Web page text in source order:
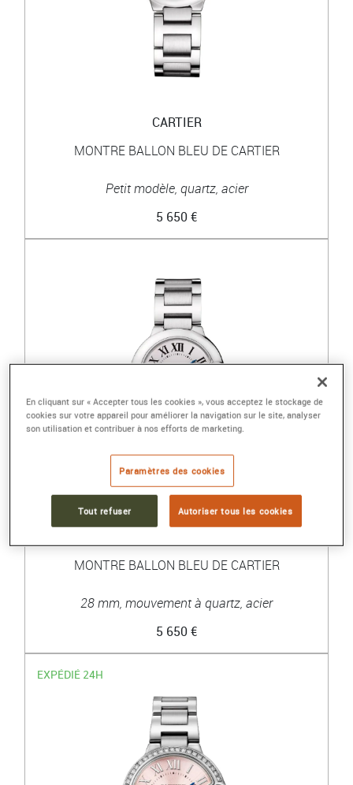
CARTIER
MONTRE BALLON BLEU DE CARTIER
Petit modèle, quartz, acier
5 650 €
MONTRE BALLON BLEU DE CARTIER
28 mm, mouvement à quartz, acier
5 650 €
EXPÉDIÉ 24H
En cliquant sur « Accepter tous les cookies », vous acceptez le stockage de
cookies sur votre appareil pour améliorer la navigation sur le site, analyser
son utilisation et contribuer à nos efforts de marketing.
Paramètres des cookies
Tout refuser Autoriser tous les cookies